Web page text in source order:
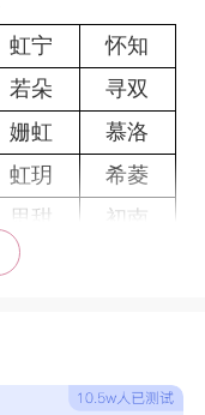
虹宁
怀知
若朵
寻双
姗虹
慕洛
虹玥
希菱
思甜
初南
涵恬
姿晴
缘缘